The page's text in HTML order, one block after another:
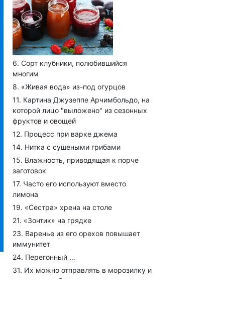
Сорт клубники, полюбившийся
многим
«Живая вода» из-под огурцов
Картина Джузеппе Арчимбольдо, на
которой лицо "выложено" из сезонных
фруктов и овощей
Процесс при варке джема
Нитка с сушеными грибами
Влажность, приводящая к порче
заготовок
Часто его используют вместо
лимона
«Сестра» хрена на столе
«Зонтик» на грядке
Варенье из его орехов повышает
иммунитет
Перегонный …
Их можно отправлять в морозилку и
свежими, и обжаренными